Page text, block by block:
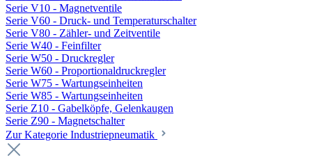
Serie V10 - Magnetventile
Serie V60 - Druck- und Temperaturschalter
Serie V80 - Zähler- und Zeitventile
Serie W40 - Feinfilter
Serie W50 - Druckregler
Serie W60 - Proportionaldruckregler
Serie W75 - Wartungseinheiten
Serie W85 - Wartungseinheiten
Serie Z10 - Gabelköpfe, Gelenkaugen
Serie Z90 - Magnetschalter
Zur Kategorie Industriepneumatik